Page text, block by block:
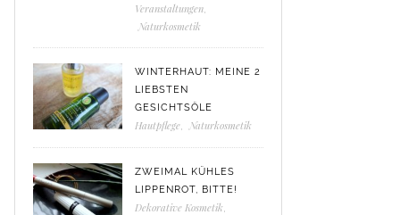
Veranstaltungen
Naturkosmetik
WINTERHAUT: MEINE 2
LIEBSTEN
GESICHTSÖLE
Hautpflege Naturkosmetik
ZWEIMAL KÜHLES
LIPPENROT, BITTE!
Dekorative Kosmetik